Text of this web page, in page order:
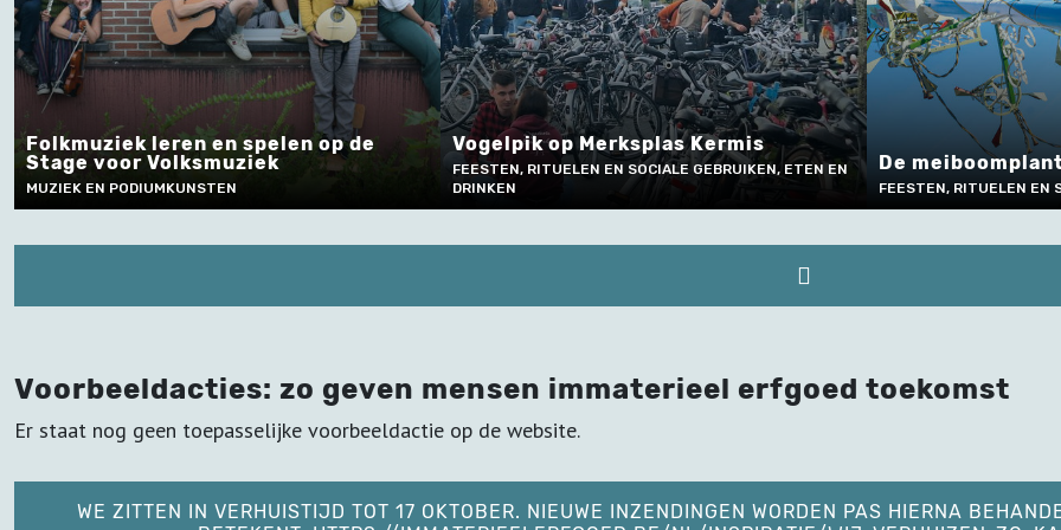
Vogelpik op Merksplas Kermis
FEESTEN, RITUELEN EN SOCIALE GEBRUIKEN, ETEN EN
DRINKEN
De meiboomplanting in Wieze
FEESTEN, RITUELEN EN SOCIALE GEBRUIKEN
Kostumering
Heists
MUZIEK EN
EN TECHNIEK
Voorbeeldacties: zo geven mensen immaterieel erfgoed toekomst
Er staat nog geen toepasselijke voorbeeldactie op de website.
WE ZITTEN IN VERHUISTIJD TOT 17 OKTOBER. NIEUWE INZENDINGEN WORDEN PAS HIERNA